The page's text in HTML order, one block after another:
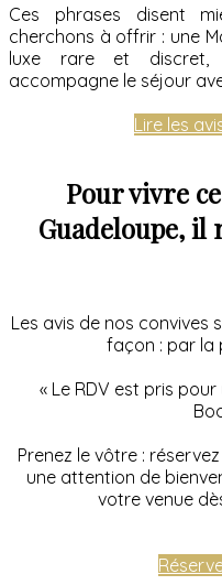
Ces phrases disent
cherchons à offrir : une
luxe rare et discret,
accompagne le séjour
Lire les
Pour vivre
Guadeloupe, il
Les avis de nos convives
façon : par la
« Le RDV est pris
Prenez le vôtre :
une attention de
votre venue